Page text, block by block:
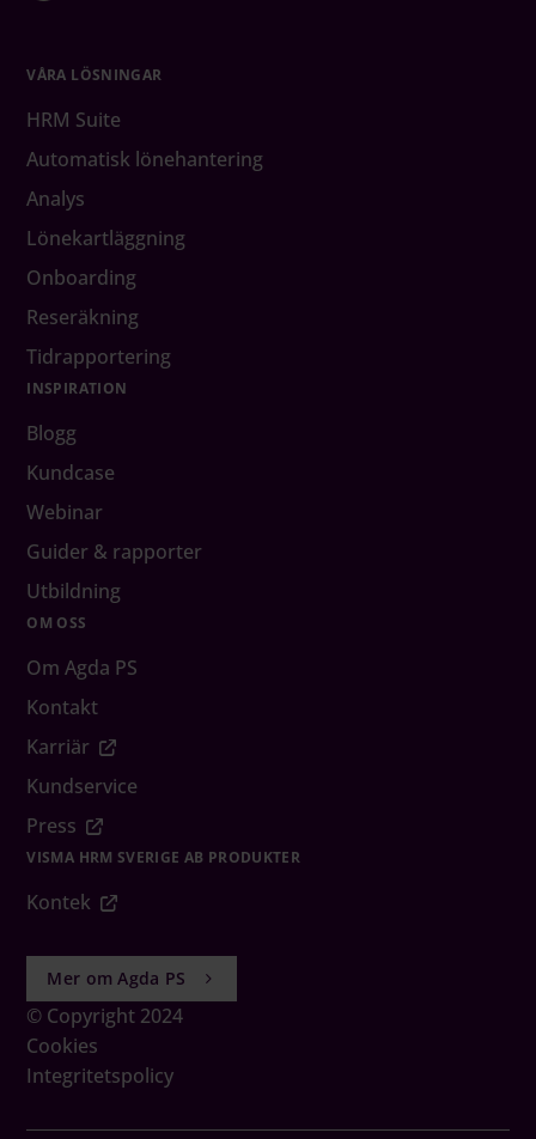
VÅRA LÖSNINGAR
HRM Suite
Automatisk lönehantering
Analys
Lönekartläggning
Onboarding
Reseräkning
Tidrapportering
INSPIRATION
Blogg
Kundcase
Webinar
Guider & rapporter
Utbildning
OM OSS
Om Agda PS
Kontakt
Karriär
Kundservice
Press
VISMA HRM SVERIGE AB PRODUKTER
Kontek
Mer om Agda PS
© Copyright 2024
Cookies
Integritetspolicy